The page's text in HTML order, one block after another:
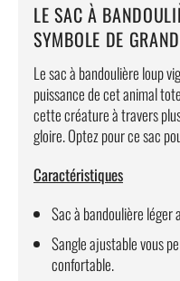
LE SAC À
SYMBOLE DE
Le sac à bandoulière loup
puissance de cet animal
cette créature à travers
gloire. Optez pour ce sac
Caractéristiques
Sac à bandoulière
Sangle ajustable vous
confortable.